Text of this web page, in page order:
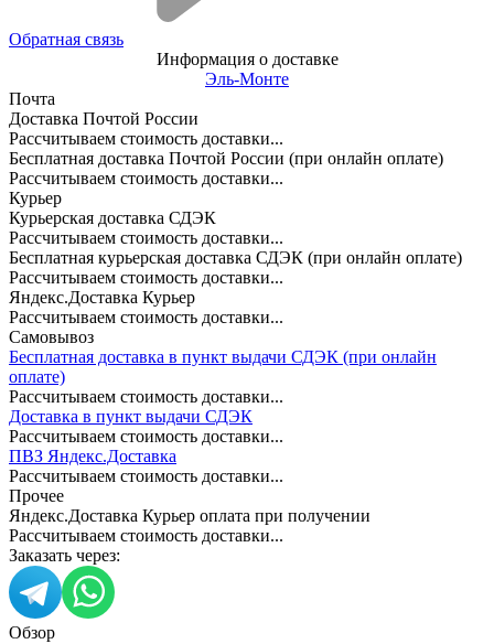
Обратная связь
Информация о доставке
Эль-Монте
Почта
Доставка Почтой России
Рассчитываем стоимость доставки...
Бесплатная доставка Почтой России (при онлайн оплате)
Рассчитываем стоимость доставки...
Курьер
Курьерская доставка СДЭК
Рассчитываем стоимость доставки...
Бесплатная курьерская доставка СДЭК (при онлайн оплате)
Рассчитываем стоимость доставки...
Яндекс.Доставка Курьер
Рассчитываем стоимость доставки...
Самовывоз
Бесплатная доставка в пункт выдачи СДЭК (при онлайн
оплате)
Рассчитываем стоимость доставки...
Доставка в пункт выдачи СДЭК
Рассчитываем стоимость доставки...
ПВЗ Яндекс.Доставка
Рассчитываем стоимость доставки...
Прочее
Яндекс.Доставка Курьер оплата при получении
Рассчитываем стоимость доставки...
Заказать через:
Обзор